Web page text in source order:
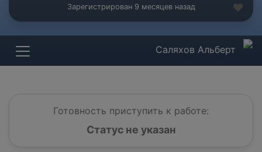
Зарегистрирован 9 месяцев назад
Саляхов Альберт
Готовность приступить к работе:
Статус не указан